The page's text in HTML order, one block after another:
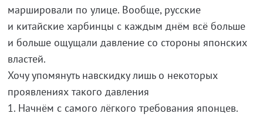
маршировали по улице. Вообще, русские
и китайские харбинцы с каждым днём всё больше
и больше ощущали давление со стороны японских
властей.
Хочу упомянуть навскидку лишь о некоторых
проявлениях такого давления
1. Начнём с самого лёгкого требования японцев.